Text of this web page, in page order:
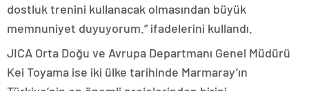
dostluk trenini kullanacak olmasından büyük
memnuniyet duyuyorum.” ifadelerini kullandı.
JICA Orta Doğu ve Avrupa Departmanı Genel Müdürü
Kei Toyama ise iki ülke tarihinde Marmaray’ın